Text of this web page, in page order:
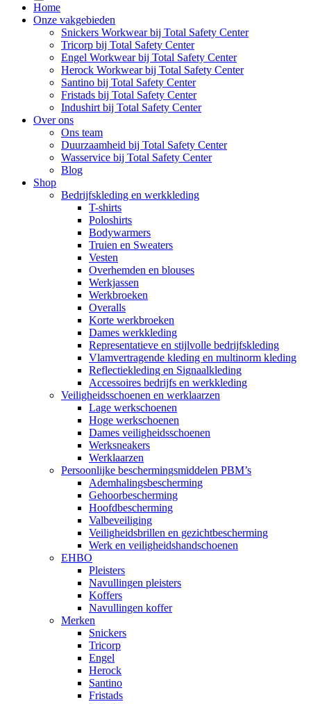
Home
Onze vakgebieden
Snickers Workwear bij Total Safety Center
Tricorp bij Total Safety Center
Engel Workwear bij Total Safety Center
Herock Workwear bij Total Safety Center
Santino bij Total Safety Center
Fristads bij Total Safety Center
Indushirt bij Total Safety Center
Over ons
Ons team
Duurzaamheid bij Total Safety Center
Wasservice bij Total Safety Center
Blog
Shop
Bedrijfskleding en werkkleding
T-shirts
Poloshirts
Bodywarmers
Truien en Sweaters
Vesten
Overhemden en blouses
Werkjassen
Werkbroeken
Overalls
Korte werkbroeken
Dames werkkleding
Representatieve en stijlvolle bedrijfskleding
Vlamvertragende kleding en multinorm kleding
Reflectiekleding en Signaalkleding
Accessoires bedrijfs en werkkleding
Veiligheidsschoenen en werklaarzen
Lage werkschoenen
Hoge werkschoenen
Dames veiligheidsschoenen
Werksneakers
Werklaarzen
Persoonlijke beschermingsmiddelen PBM’s
Ademhalingsbescherming
Gehoorbescherming
Hoofdbescherming
Valbeveiliging
Veiligheidsbrillen en gezichtbescherming
Werk en veiligheidshandschoenen
EHBO
Pleisters
Navullingen pleisters
Koffers
Navullingen koffer
Merken
Snickers
Tricorp
Engel
Herock
Santino
Fristads